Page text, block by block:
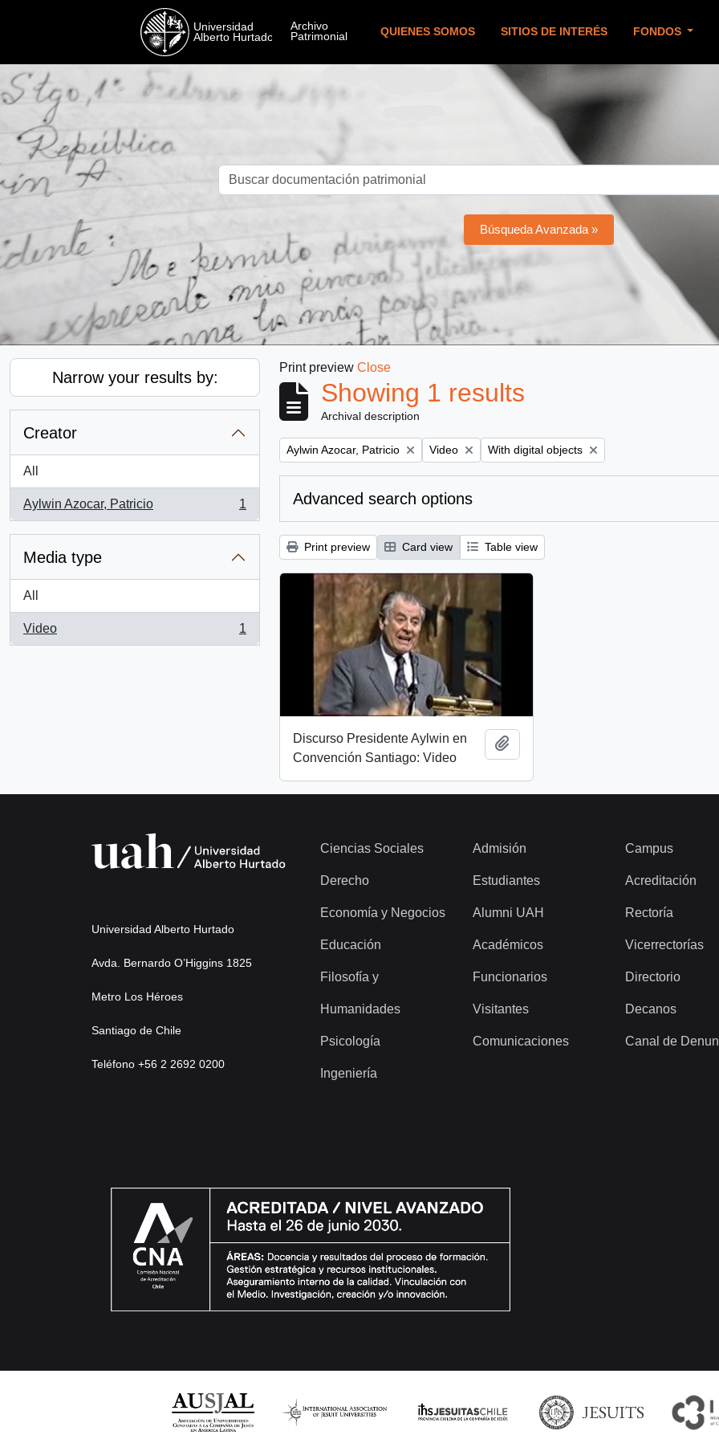
QUIENES SOMOS SITIOS DE INTERÉS FONDOS
Búsqueda Avanzada »
Narrow your results by:
Creator
All
Aylwin Azocar, Patricio
, 1 results
1
Media type
All
Video
, 1 results
1
Print preview Close
Showing 1 results
Archival description
Remove filter:
Aylwin Azocar, Patricio Remove filter:
Video Remove filter:
With digital objects
Advanced search options
Print preview Card view Table view
Discurso Presidente Aylwin en
Convención Santiago: Video
Universidad Alberto Hurtado
Avda. Bernardo O’Higgins 1825
Metro Los Héroes
Santiago de Chile
Teléfono +56 2 2692 0200
Ciencias Sociales
Derecho
Economía y Negocios
Educación
Filosofía y
Humanidades
Psicología
Ingeniería
Admisión
Estudiantes
Alumni UAH
Académicos
Funcionarios
Visitantes
Comunicaciones
Campus
Acreditación
Rectoría
Vicerrectorías
Directorio
Decanos
Canal de